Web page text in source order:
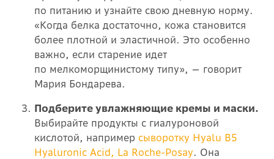
по питанию и узнайте свою дневную норму.
«Когда белка достаточно, кожа становится
более плотной и эластичной. Это особенно
важно, если старение идет
по мелкоморщинистому типу», — говорит
Мария Бондарева.
Подберите увлажняющие кремы и маски.
Выбирайте продукты с гиалуроновой
кислотой, например сыворотку Hyalu B5
Hyaluronic Acid, La Roche-Posay. Она